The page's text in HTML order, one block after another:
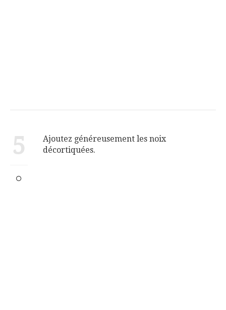
5
Ajoutez généreusement les noix
décortiquées.